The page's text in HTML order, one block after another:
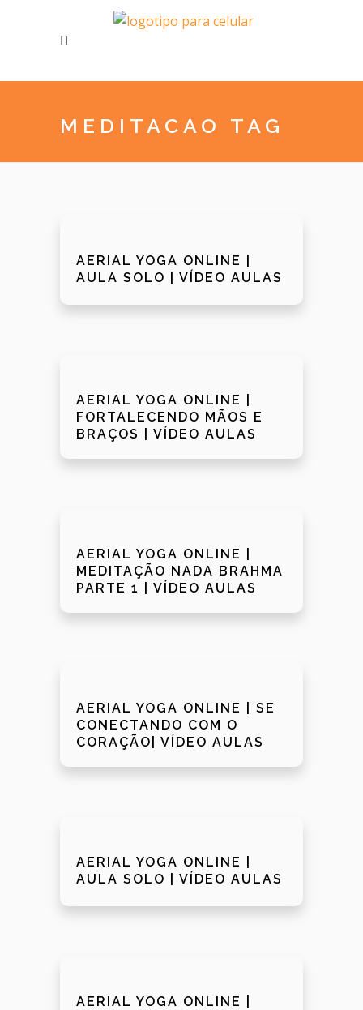
MEDITACAO TAG
AERIAL YOGA ONLINE |
AULA SOLO | VÍDEO AULAS
AERIAL YOGA ONLINE |
FORTALECENDO MÃOS E
BRAÇOS | VÍDEO AULAS
AERIAL YOGA ONLINE |
MEDITAÇÃO NADA BRAHMA
PARTE 1 | VÍDEO AULAS
AERIAL YOGA ONLINE | SE
CONECTANDO COM O
CORAÇÃO| VÍDEO AULAS
AERIAL YOGA ONLINE |
AULA SOLO | VÍDEO AULAS
AERIAL YOGA ONLINE |